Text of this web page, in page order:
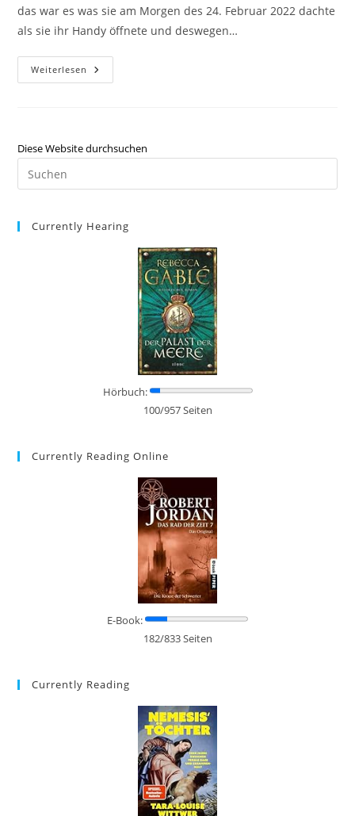
das war es was sie am Morgen des 24. Februar 2022 dachte
als sie ihr Handy öffnete und deswegen…
Weiterlesen
Diese Website durchsuchen
Currently Hearing
Hörbuch:
100/957 Seiten
Currently Reading Online
E-Book:
182/833 Seiten
Currently Reading